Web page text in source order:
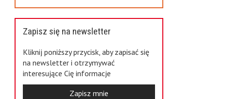
Zapisz się na newsletter
Kliknij poniższy przycisk, aby zapisać się
na newsletter i otrzymywać
interesujące Cię informacje
Zapisz mnie